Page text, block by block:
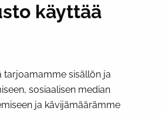
käyttää
tarjoamamme sisällön ja
sosiaalisen median
ja kävijämäärämme
evästeasetukseni
MEDIA